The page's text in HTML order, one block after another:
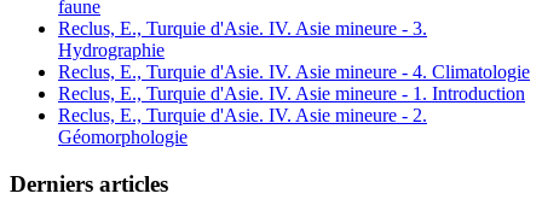
faune
Reclus, E., Turquie d'Asie. IV. Asie mineure - 3.
Hydrographie
Reclus, E., Turquie d'Asie. IV. Asie mineure - 4. Climatologie
Reclus, E., Turquie d'Asie. IV. Asie mineure - 1. Introduction
Reclus, E., Turquie d'Asie. IV. Asie mineure - 2.
Géomorphologie
Derniers articles